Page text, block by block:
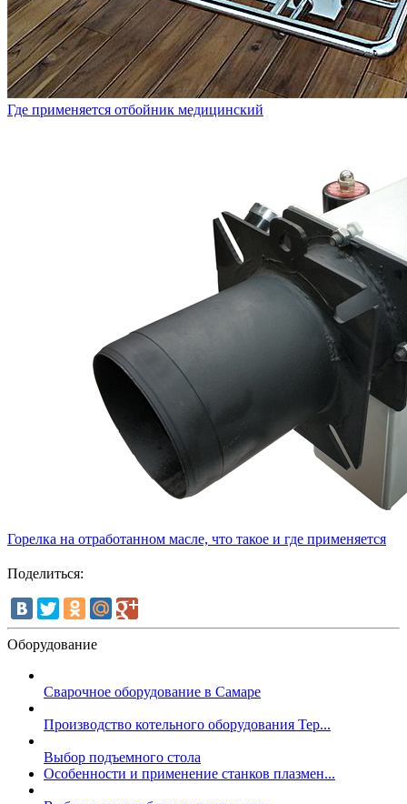
Где применяется отбойник медицинский
Горелка на отработанном масле, что такое и где применяется
Поделиться:
Оборудование
Сварочное оборудование в Самаре
Производство котельного оборудования Тер...
Выбор подъемного стола
Особенности и применение станков плазмен...